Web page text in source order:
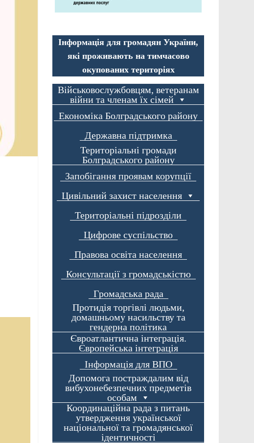
Інформація для громадян України,
які проживають на тимчасово
окупованих територіях
Військовослужбовцям, ветеранам
війни та членам їх сімей
Економіка Болградського району
Державна підтримка
Територіальні громади
Болградського району
Запобігання проявам корупції
Цивільний захист населення
Територіальні підрозділи
Цифрове суспільство
Правова освіта населення
Консультації з громадськістю
Громадська рада
Протидія торгівлі людьми,
домашньому насильству та
гендерна політика
Євроатлантична інтеграція.
Європейська інтеграція
Інформація для ВПО
Допомога постраждалим від
вибухонебезпечних предметів
особам
Координаційна рада з питань
утвердження української
національної та громадянської
ідентичності